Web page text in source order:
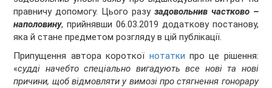
правничу допомогу. Цього разу задовольнив частково –
наполовину, прийнявши 06.03.2019 додаткову постанову,
яка й стане предметом розгляду в цій публікації.
Припущення автора короткої нотатки про це рішення:
«судді начебто спеціально вигадують все нові та нові
причини, щоб відмовляти у вимозі про стягнення гонорару